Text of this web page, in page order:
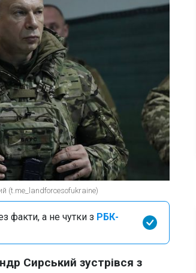
(t.me_landforcesofukraine)
факти, а не чутки з РБК-
Сирський зустрівся з